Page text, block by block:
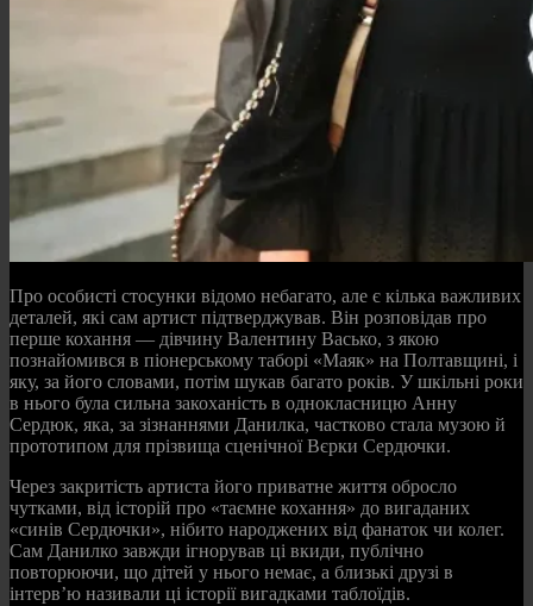
Про особисті стосунки відомо небагато, але є кілька важливих
деталей, які сам артист підтверджував. Він розповідав про
перше кохання — дівчину Валентину Васько, з якою
познайомився в піонерському таборі «Маяк» на Полтавщині, і
яку, за його словами, потім шукав багато років. У шкільні роки
в нього була сильна закоханість в однокласницю Анну
Сердюк, яка, за зізнаннями Данилка, частково стала музою й
прототипом для прізвища сценічної Вєрки Сердючки.
Через закритість артиста його приватне життя обросло
чутками, від історій про «таємне кохання» до вигаданих
«синів Сердючки», нібито народжених від фанаток чи колег.
Сам Данилко завжди ігнорував ці вкиди, публічно
повторюючи, що дітей у нього немає, а близькі друзі в
інтерв’ю називали ці історії вигадками таблоїдів.